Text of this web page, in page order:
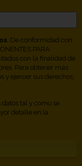
. De conformidad con
PARA
con la finalidad de
Para obtener más
y ejercer sus derechos,
datos tal y como se
detalle en la